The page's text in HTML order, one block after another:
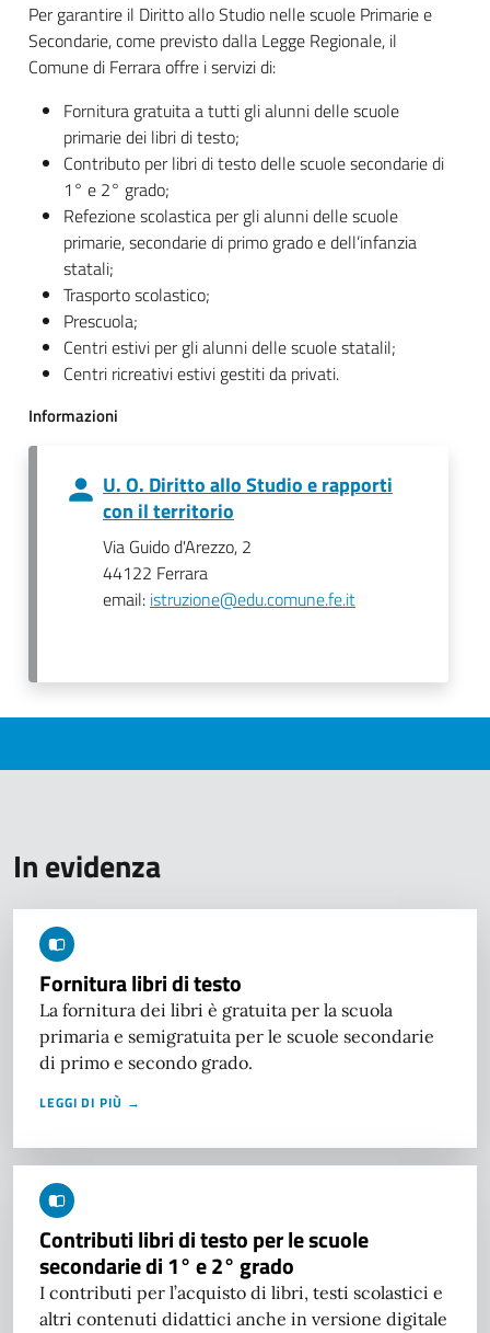
Per garantire il Diritto allo Studio nelle scuole Primarie e
Secondarie, come previsto dalla Legge Regionale, il
Comune di Ferrara offre i servizi di:
Fornitura gratuita a tutti gli alunni delle scuole
primarie dei libri di testo;
Contributo per libri di testo delle scuole secondarie di
1° e 2° grado;
Refezione scolastica per gli alunni delle scuole
primarie, secondarie di primo grado e dell’infanzia
statali;
Trasporto scolastico;
Prescuola;
Centri estivi per gli alunni delle scuole statalil;
Centri ricreativi estivi gestiti da privati.
Informazioni
U. O. Diritto allo Studio e rapporti
con il territorio
Via Guido d'Arezzo, 2
44122 Ferrara
email: istruzione@edu.comune.fe.it
In evidenza
Fornitura libri di testo
La fornitura dei libri è gratuita per la scuola
primaria e semigratuita per le scuole secondarie
di primo e secondo grado.
LEGGI DI PIÙ →
Contributi libri di testo per le scuole
secondarie di 1° e 2° grado
I contributi per l’acquisto di libri, testi scolastici e
altri contenuti didattici anche in versione digitale